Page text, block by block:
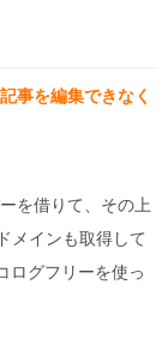
事を編集できなく
を借りて、その上
メインも取得して
ログフリーを使っ